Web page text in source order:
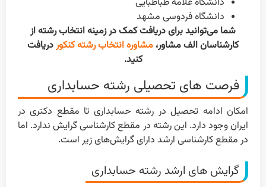
دانشگاه فردوسی مشهد
شما می‌توانید برای دریافت کمک در زمینه انتخاب رشته از
کارشناسان الف مشاور، مشاوره انتخاب رشته کنکوردریافت
کنید.
فرصت های تحصیلی رشته حسابداری
امکان ادامه تحصیل در رشته حسابداری تا مقطع دکتری در
ایران وجود دارد. این رشته در مقطع کارشناسی گرایش ندارد. اما
در مقطع کارشناسی ارشد دارای گرایش‌های زیر است.
گرایش های ارشد رشته حسابداری